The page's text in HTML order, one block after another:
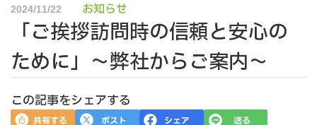
2024/11/22 お知らせ
「ご挨拶訪問時の信頼と安心の
ために」～弊社からご案内～
この記事をシェアする